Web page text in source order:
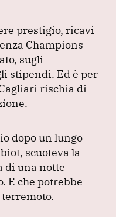
prestigio, ricavi
Champions
sugli
stipendi. Ed è per
rischia di
dopo un lungo
scuoteva la
di una notte
E che potrebbe